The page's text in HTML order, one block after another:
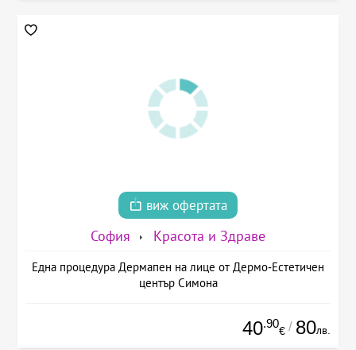
виж офертата
София Красота и Здраве
Една процедура Дермапен на лице от Дермо-Естетичен
център Симона
40.90
€ / 80лв.